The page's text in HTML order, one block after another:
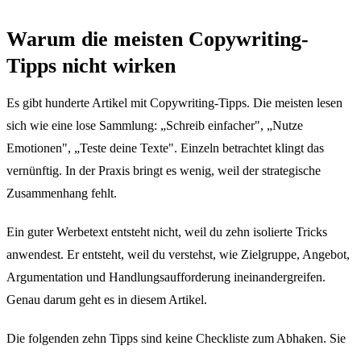
Warum die meisten Copywriting-
Tipps nicht wirken
Es gibt hunderte Artikel mit Copywriting-Tipps. Die meisten lesen
sich wie eine lose Sammlung: „Schreib einfacher", „Nutze
Emotionen", „Teste deine Texte". Einzeln betrachtet klingt das
vernünftig. In der Praxis bringt es wenig, weil der strategische
Zusammenhang fehlt.
Ein guter Werbetext entsteht nicht, weil du zehn isolierte Tricks
anwendest. Er entsteht, weil du verstehst, wie Zielgruppe, Angebot,
Argumentation und Handlungsaufforderung ineinandergreifen.
Genau darum geht es in diesem Artikel.
Die folgenden zehn Tipps sind keine Checkliste zum Abhaken. Sie